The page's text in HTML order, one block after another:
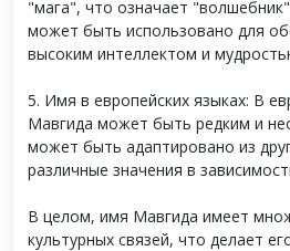
"мага", что означает
может быть использовано для
высоким интеллектом и
5. Имя в европейских языках: В
Мавгида может быть редким и
может быть адаптировано из
различные значения в
В целом, имя Мавгида имеет
культурных связей, что делает